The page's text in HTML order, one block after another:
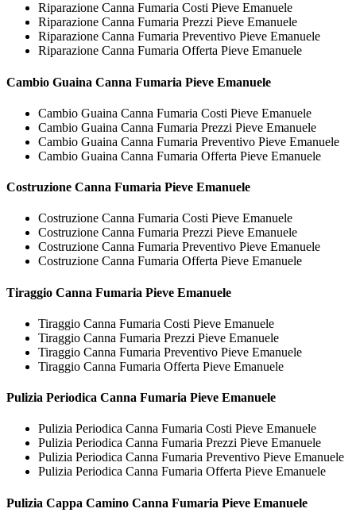
Riparazione Canna Fumaria Costi Pieve Emanuele
Riparazione Canna Fumaria Prezzi Pieve Emanuele
Riparazione Canna Fumaria Preventivo Pieve Emanuele
Riparazione Canna Fumaria Offerta Pieve Emanuele
Cambio Guaina Canna Fumaria Pieve Emanuele
Cambio Guaina Canna Fumaria Costi Pieve Emanuele
Cambio Guaina Canna Fumaria Prezzi Pieve Emanuele
Cambio Guaina Canna Fumaria Preventivo Pieve Emanuele
Cambio Guaina Canna Fumaria Offerta Pieve Emanuele
Costruzione Canna Fumaria Pieve Emanuele
Costruzione Canna Fumaria Costi Pieve Emanuele
Costruzione Canna Fumaria Prezzi Pieve Emanuele
Costruzione Canna Fumaria Preventivo Pieve Emanuele
Costruzione Canna Fumaria Offerta Pieve Emanuele
Tiraggio Canna Fumaria Pieve Emanuele
Tiraggio Canna Fumaria Costi Pieve Emanuele
Tiraggio Canna Fumaria Prezzi Pieve Emanuele
Tiraggio Canna Fumaria Preventivo Pieve Emanuele
Tiraggio Canna Fumaria Offerta Pieve Emanuele
Pulizia Periodica Canna Fumaria Pieve Emanuele
Pulizia Periodica Canna Fumaria Costi Pieve Emanuele
Pulizia Periodica Canna Fumaria Prezzi Pieve Emanuele
Pulizia Periodica Canna Fumaria Preventivo Pieve Emanuele
Pulizia Periodica Canna Fumaria Offerta Pieve Emanuele
Pulizia Cappa Camino Canna Fumaria Pieve Emanuele